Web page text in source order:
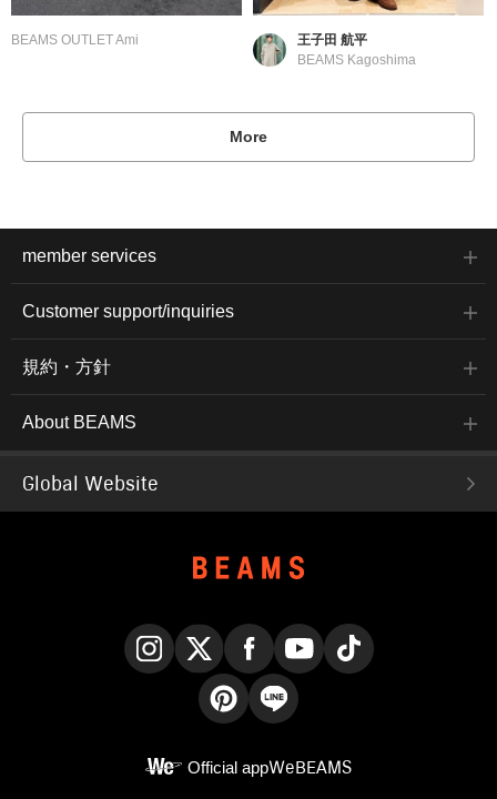
BEAMS OUTLET Ami
王子田 航平
BEAMS Kagoshima
More
member services
Customer support/inquiries
規約・方針
About BEAMS
Global Website
Official appWeBEAMS